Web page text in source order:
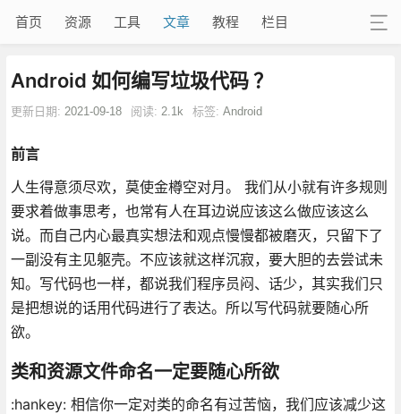
首页 资源 工具 文章 教程 栏目
Android 如何编写垃圾代码 ？
更新日期: 2021-09-18 阅读: 2.1k 标签: Android
前言
人生得意须尽欢，莫使金樽空对月。 我们从小就有许多规则
要求着做事思考，也常有人在耳边说应该这么做应该这么
说。而自己内心最真实想法和观点慢慢都被磨灭，只留下了
一副没有主见躯壳。不应该就这样沉寂，要大胆的去尝试未
知。写代码也一样，都说我们程序员闷、话少，其实我们只
是把想说的话用代码进行了表达。所以写代码就要随心所
欲。
类和资源文件命名一定要随心所欲
:hankey: 相信你一定对类的命名有过苦恼，我们应该减少这